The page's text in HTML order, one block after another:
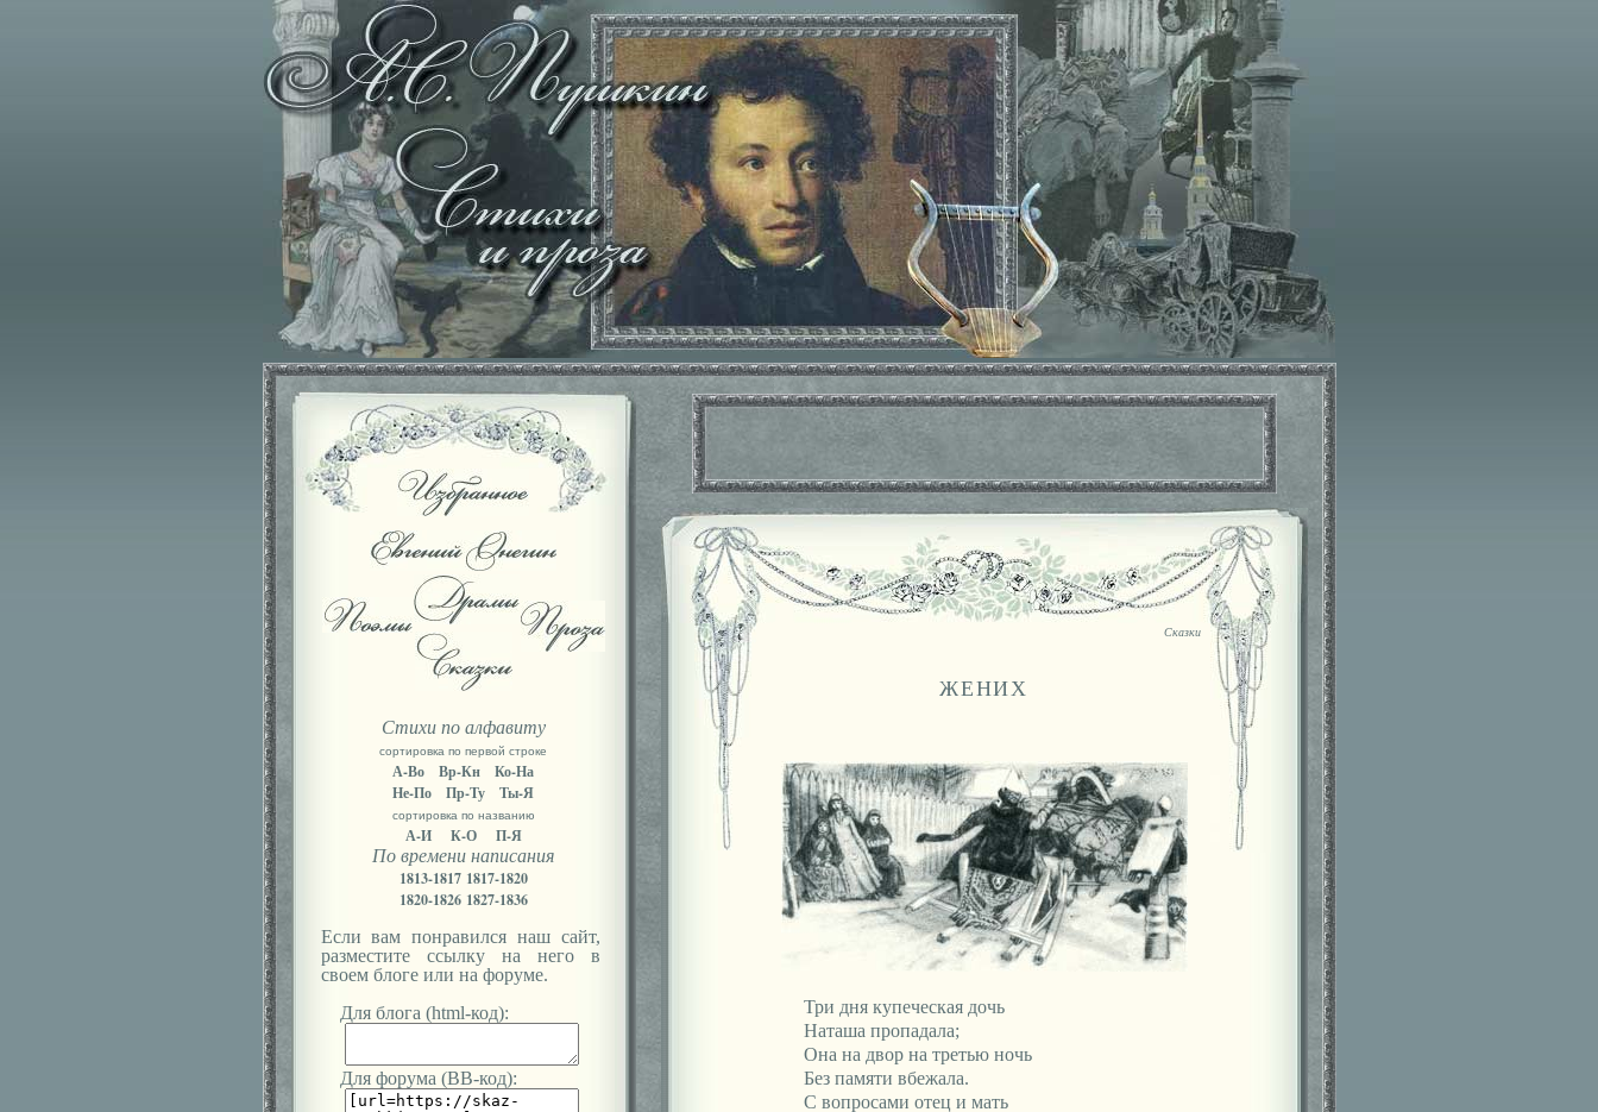
Стихи по алфавиту
сортировка по первой строке
А-Во Вр-Кн
Ко-На
Не-По
Пр-Ту Ты-Я
сортировка по названию
А-И К-О
П-Я
По времени написания
1813-1817 1817-1820
1820-1826 1827-1836
Если вам понравился наш сайт,
разместите ссылку на него в
своем блоге или на форуме.
Для блога (html-код):
Для форума (ВВ-код):
Сказки
ЖЕНИХ
Три дня купеческая дочь
Наташа пропадала;
Она на двор на третью ночь
Без памяти вбежала.
С вопросами отец и мать